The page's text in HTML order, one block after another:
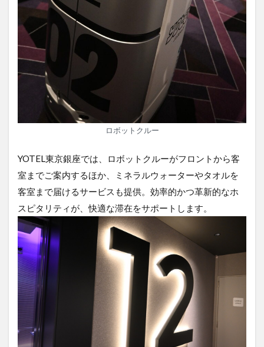
ロボットクルー
YOTEL東京銀座では、ロボットクルーがフロントから客
室までご案内するほか、ミネラルウォーターやタオルを
客室まで届けるサービスも提供。効率的かつ革新的なホ
スピタリティが、快適な滞在をサポートします。